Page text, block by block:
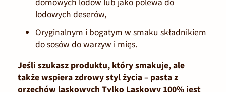
lodowych deserów,
Oryginalnym i bogatym w smaku składnikiem
do sosów do warzyw i mięs.
Jeśli szukasz produktu, który smakuje, ale
także wspiera zdrowy styl życia – pasta z
orzechów laskowych Tylko Laskowy 100% jest